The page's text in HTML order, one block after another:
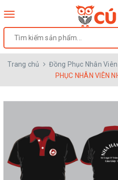
Toggle
Trang chủ Đồng Phục Nhân
PHỤC NHÂN VIÊN